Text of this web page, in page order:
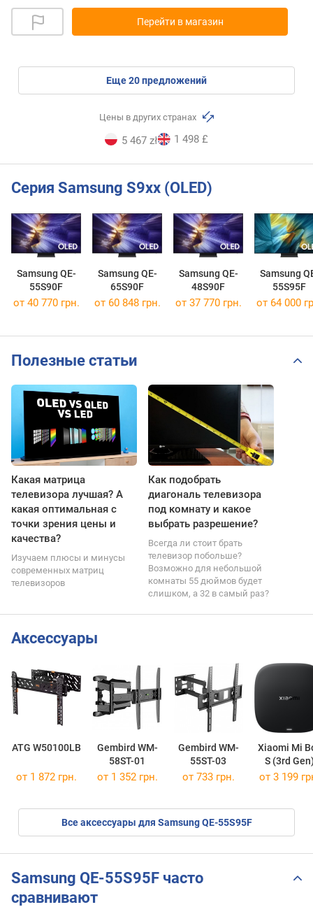
Перейти в магазин
eще20предложений
Цены в других странах
5 467 zł 1 498 £
Серия Samsung S9хх (OLED)
Samsung QE-
55S90F
Samsung QE-
65S90F
Samsung QE-
48S90F
Samsung
55S95F
от 40 770 грн. от 60 848 грн. от 37 770 грн. от 64 000
Полезные статьи
Какая матрица
телевизора лучшая? А
какая оптимальная с
точки зрения цены и
качества?
Изучаем плюсы и минусы
современных матриц
телевизоров
Как подобрать
диагональ телевизора
под комнату и какое
выбрать разрешение?
Всегда ли стоит брать
телевизор побольше?
Возможно для небольшой
комнаты 55 дюймов будет
слишком, а 32 в самый раз?
Аксессуары
ATG W50100LB
Gembird WM-
58ST-01
Gembird WM-
55ST-03
Xiaomi Mi
S (3rd
от 1 872 грн. от 1 352 грн. от 733 грн. от 3 199
Все аксессуары для Samsung QE-55S95F
Samsung QE-55S95F часто
сравнивают